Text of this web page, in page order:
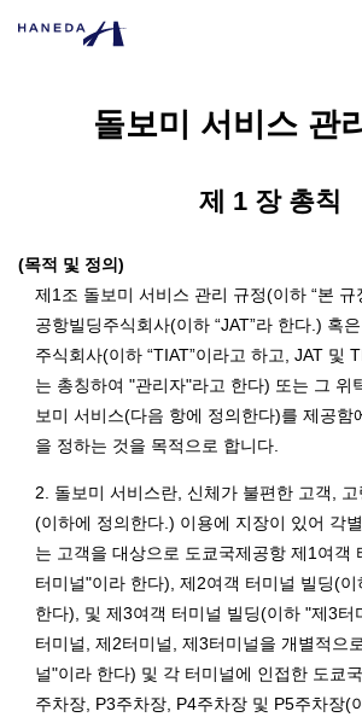
돌보미 서비스 관
제 1 장 총칙
(목적 및 정의)
제1조 돌보미 서비스 관리 규정(이하 “본 규
공항빌딩주식회사(이하 “JAT”라 한다.) 혹
주식회사(이하 “TIAT”이라고 하고, JAT 및
는 총칭하여 "관리자"라고 한다) 또는 그 위
보미 서비스(다음 항에 정의한다)를 제공함
을 정하는 것을 목적으로 합니다.
2. 돌보미 서비스란, 신체가 불편한 고객,
(이하에 정의한다.) 이용에 지장이 있어 각
는 고객을 대상으로 도쿄국제공항 제1여객
터미널"이라 한다), 제2여객 터미널 빌딩(
한다), 및 제3여객 터미널 빌딩(이하 "제3터
터미널, 제2터미널, 제3터미널을 개별적으
널"이라 한다) 및 각 터미널에 인접한 도쿄
주차장, P3주차장, P4주차장 및 P5주차장(